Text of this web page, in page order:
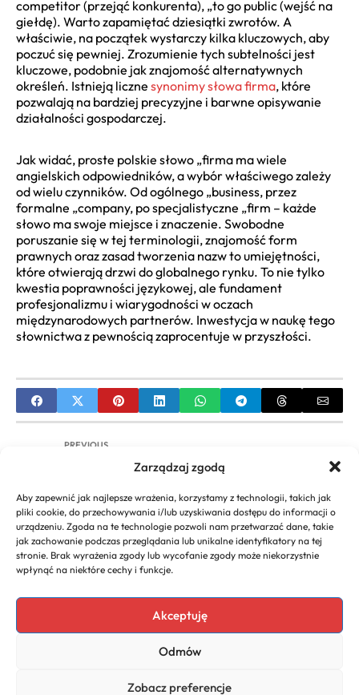
Zarządzaj zgodą
Aby zapewnić jak najlepsze wrażenia, korzystamy z technologii, takich jak
pliki cookie, do przechowywania i/lub uzyskiwania dostępu do informacji o
urządzeniu. Zgoda na te technologie pozwoli nam przetwarzać dane, takie
jak zachowanie podczas przeglądania lub unikalne identyfikatory na tej
stronie. Brak wyrażenia zgody lub wycofanie zgody może niekorzystnie
wpłynąć na niektóre cechy i funkcje.
Akceptuję
Odmów
Zobacz preferencje
competitor (przejąć konkurenta), „to go public (wejść na
giełdę). Warto zapamiętać dziesiątki zwrotów. A
właściwie, na początek wystarczy kilka kluczowych, aby
poczuć się pewniej. Zrozumienie tych subtelności jest
kluczowe, podobnie jak znajomość alternatywnych
określeń. Istnieją liczne synonimy słowa firma, które
pozwalają na bardziej precyzyjne i barwne opisywanie
działalności gospodarczej.
Jak widać, proste polskie słowo „firma ma wiele
angielskich odpowiedników, a wybór właściwego zależy
od wielu czynników. Od ogólnego „business, przez
formalne „company, po specjalistyczne „firm – każde
słowo ma swoje miejsce i znaczenie. Swobodne
poruszanie się w tej terminologii, znajomość form
prawnych oraz zasad tworzenia nazw to umiejętności,
które otwierają drzwi do globalnego rynku. To nie tylko
kwestia poprawności językowej, ale fundament
profesjonalizmu i wiarygodności w oczach
międzynarodowych partnerów. Inwestycja w naukę tego
słownictwa z pewnością zaprocentuje w przyszłości.
PREVIOUS
Jak wybrać rzetelną firmę spedycyjną? Kompletny
NEXT
Firma produkcyjna filmów | Czym jest, co oferuje i
jak działa?
Copyright 2026. All rights